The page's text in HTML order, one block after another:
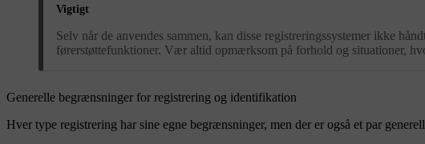
Vigtigt
Selv når de anvendes sammen, kan disse registreringssystemer ikke
førerstøttefunktioner. Vær altid opmærksom på forhold og situationer,
Generelle begrænsninger for registrering og identifikation
Hver type registrering har sine egne begrænsninger, men der er også et par